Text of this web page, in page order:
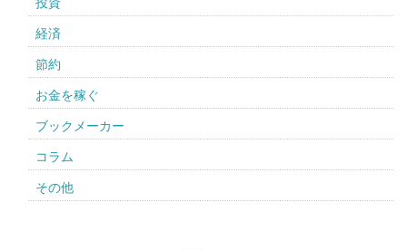
経済
節約
お金を稼ぐ
ブックメーカー
コラム
その他